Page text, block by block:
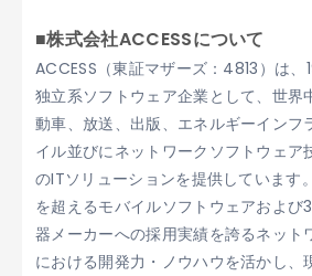
■株式会社ACCESSについて
ACCESS（東証マザーズ：4813）は、
独立系ソフトウェア企業として、世界
動車、放送、出版、エネルギーインフ
イル並びにネットワークソフトウェア
のITソリューションを提供しています
を超えるモバイルソフトウェアおよ
器メーカーへの採用実績を誇るネット
における開発力・ノウハウを活かし、